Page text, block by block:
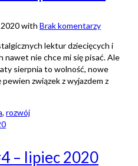
with Brak komentarzy
lektur dziecięcych i
nawet nie chce mi się pisać. Ale
sierpnia to wolność, nowe
związek z wyjazdem z
, rozwój
– lipiec 2020